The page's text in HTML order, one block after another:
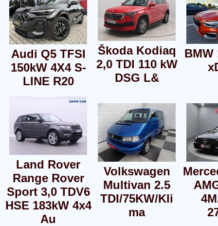
Audi Q5 TFSI
150kW 4X4 S-
LINE R20
Škoda Kodiaq
2,0 TDI 110 kW
DSG L&
BMW
Land Rover
Range Rover
Sport 3,0 TDV6
HSE 183kW 4x4
Au
Volkswagen
Multivan 2.5
TDI/75KW/Kli
ma